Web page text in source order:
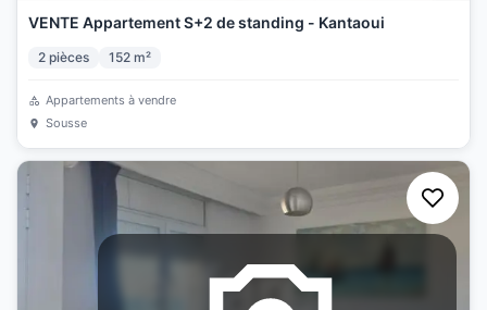
VENTE Appartement S+2 de standing - Kantaoui
2 pièces 152 m²
Appartements à vendre
Sousse